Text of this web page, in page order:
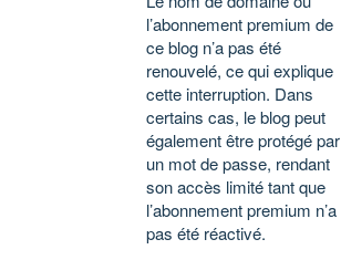
l’abonnement premium de
ce blog n’a pas été
renouvelé, ce qui explique
cette interruption. Dans
certains cas, le blog peut
également être protégé par
un mot de passe, rendant
son accès limité tant que
l’abonnement premium n’a
pas été réactivé.